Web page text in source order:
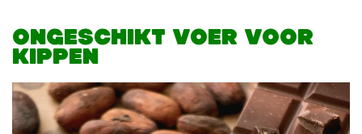
ONGESCHIKT VOER VOOR
KIPPEN